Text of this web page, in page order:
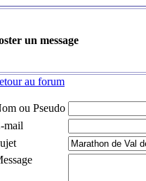
un message
au forum
ou Pseudo
mail